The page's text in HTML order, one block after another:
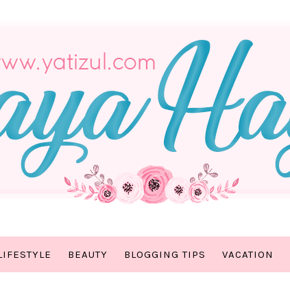
BEAUTY BLOGGING TIPS VACATION